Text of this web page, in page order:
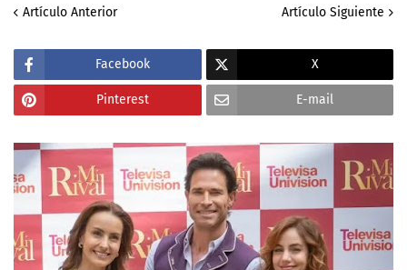
Artículo Anterior Artículo Siguiente
Facebook X
Pinterest E-mail